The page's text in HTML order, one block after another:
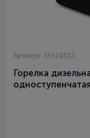
Артикул: 35510011
Горелка